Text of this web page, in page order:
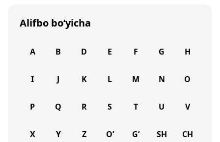
Alifbo bo‘yicha
A B D E F G H
I J K L M N O
P Q R S T U V
X Y Z O‘ G‘ SH CH